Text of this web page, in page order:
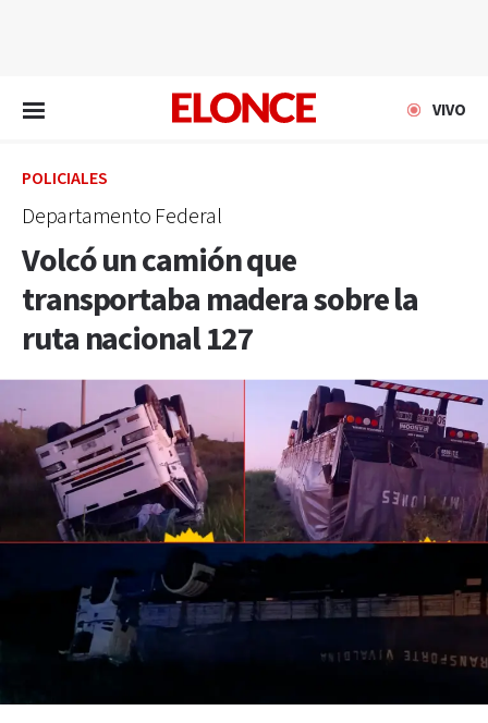
VIVO
POLICIALES
Departamento Federal
Volcó un camión que
transportaba madera sobre la
ruta nacional 127